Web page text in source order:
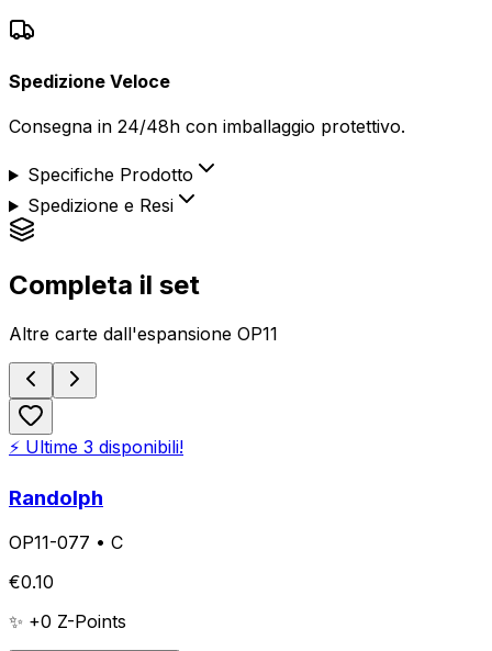
Spedizione Veloce
Consegna in 24/48h con imballaggio protettivo.
Specifiche Prodotto
Spedizione e Resi
Completa il set
Altre carte dall'espansione OP11
⚡ Ultime 3 disponibili!
Randolph
OP11-077 • C
€0.10
✨ +0 Z-Points